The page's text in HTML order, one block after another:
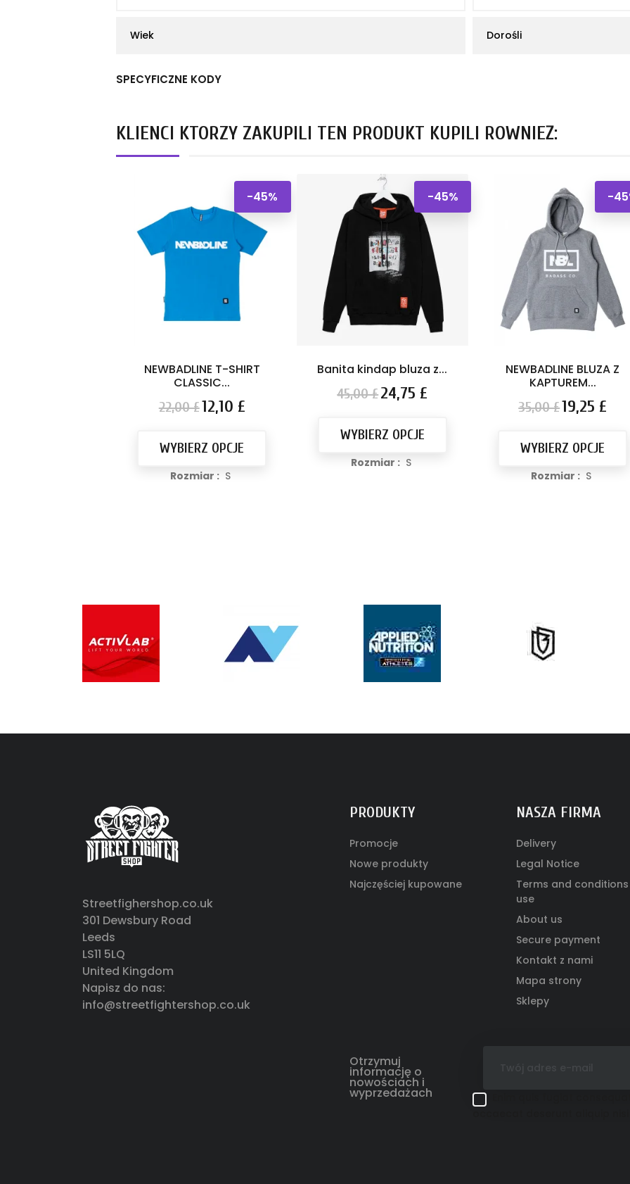
Wiek Dorośli
SPECYFICZNE KODY
KLIENCI KTÓRZY ZAKUPILI TEN PRODUKT KUPILI RÓWNIEŻ:
NEWBADLINE T-SHIRT
CLASSIC...
Cena
22,00 £
-45%
Cena
12,10 £
WYBIERZ OPCJE
Rozmiar : S
Banita kindap bluza z...
Cena
45,00 £
-45%
Cena
24,75 £
WYBIERZ OPCJE
Rozmiar : S
NEWBADLINE BLUZA Z
KAPTUREM...
Cena
35,00 £
-
Cena
19,25 £
WYBIERZ OPCJE
Rozmiar : S
Streetfighershop.co.uk
301 Dewsbury Road
Leeds
LS11 5LQ
United Kingdom
Napisz do nas:
info@streetfightershop.co.uk
PRODUKTY
Promocje
Nowe produkty
Najczęściej kupowane
NASZA FIRMA
Delivery
Legal Notice
Terms and
use
About us
Secure payment
Kontakt z nami
Mapa strony
Sklepy
Otrzymuj
informację o
nowościach i
wyprzedażach